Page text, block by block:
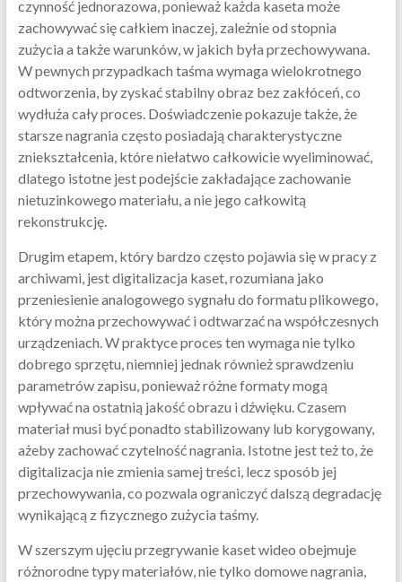
czynność jednorazowa, ponieważ każda kaseta może
zachowywać się całkiem inaczej, zależnie od stopnia
zużycia a także warunków, w jakich była przechowywana.
W pewnych przypadkach taśma wymaga wielokrotnego
odtworzenia, by zyskać stabilny obraz bez zakłóceń, co
wydłuża cały proces. Doświadczenie pokazuje także, że
starsze nagrania często posiadają charakterystyczne
zniekształcenia, które niełatwo całkowicie wyeliminować,
dlatego istotne jest podejście zakładające zachowanie
nietuzinkowego materiału, a nie jego całkowitą
rekonstrukcję.
Drugim etapem, który bardzo często pojawia się w pracy z
archiwami, jest digitalizacja kaset, rozumiana jako
przeniesienie analogowego sygnału do formatu plikowego,
który można przechowywać i odtwarzać na współczesnych
urządzeniach. W praktyce proces ten wymaga nie tylko
dobrego sprzętu, niemniej jednak również sprawdzeniu
parametrów zapisu, ponieważ różne formaty mogą
wpływać na ostatnią jakość obrazu i dźwięku. Czasem
materiał musi być ponadto stabilizowany lub korygowany,
ażeby zachować czytelność nagrania. Istotne jest też to, że
digitalizacja nie zmienia samej treści, lecz sposób jej
przechowywania, co pozwala ograniczyć dalszą degradację
wynikającą z fizycznego zużycia taśmy.
W szerszym ujęciu przegrywanie kaset wideo obejmuje
różnorodne typy materiałów, nie tylko domowe nagrania,